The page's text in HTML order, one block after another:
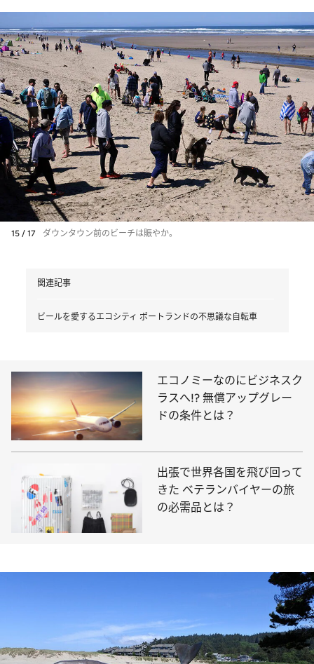
15 / 17 ダウンタウン前のビーチは賑やか。
関連記事
ビールを愛するエコシティ ポートランドの不思議な自転車
エコノミーなのにビジネスク
ラスへ!? 無償アップグレー
ドの条件とは？
出張で世界各国を飛び回って
きた ベテランバイヤーの旅
の必需品とは？